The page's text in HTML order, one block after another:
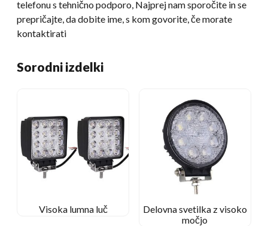
telefonu s tehnično podporo, Najprej nam sporočite in se
prepričajte, da dobite ime, s kom govorite, če morate
kontaktirati
Sorodni izdelki
Visoka lumna luč
Delovna svetilka z visoko
močjo